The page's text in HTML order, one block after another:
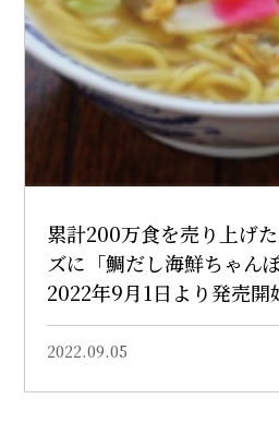
累計200万食を売り上げ
ズに「鯛だし海鮮ちゃん
2022年9月1日より発売開
2022.09.05